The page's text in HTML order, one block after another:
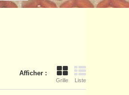
Afficher :
Grille Liste